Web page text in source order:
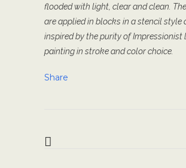
flooded with light, clear and clean.
are applied in blocks in a stencil style
inspired by the purity of Impressionist
painting in stroke and color choice.
Share